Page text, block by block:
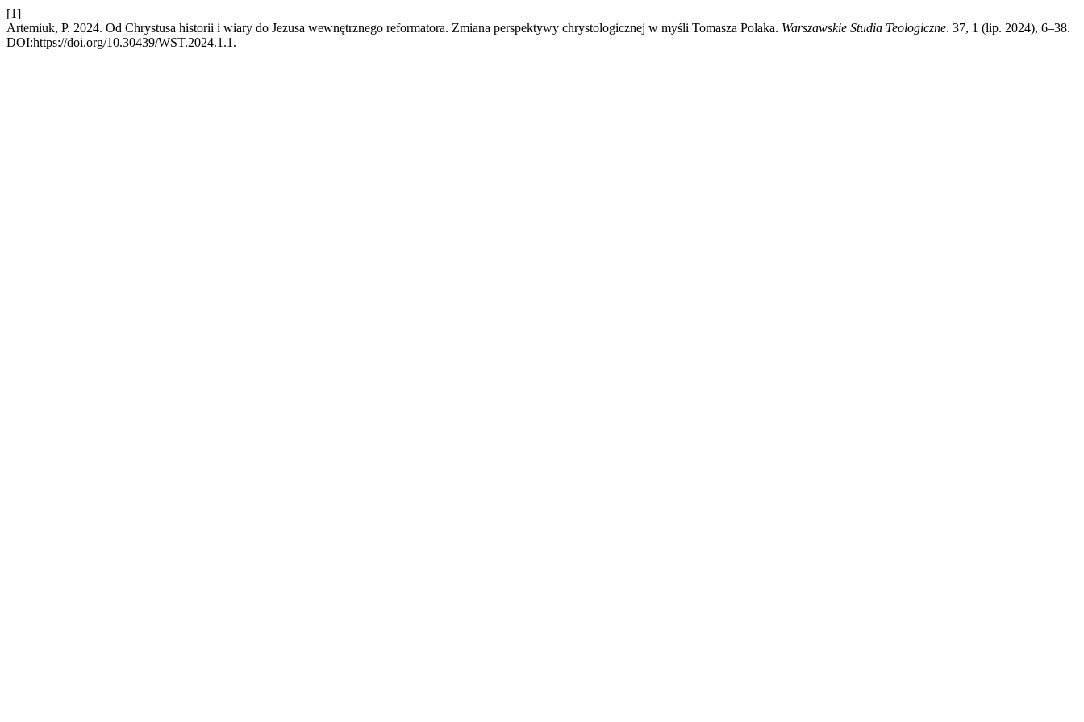
[1]
Artemiuk, P. 2024. Od Chrystusa historii i wiary do Jezusa wewnętrznego reformatora. Zmiana perspektywy chrystologicznej w myśli Tomasza Polaka. Warszawskie Studia Teologiczne. 37, 1 (lip. 2024), 6–38.
DOI:https://doi.org/10.30439/WST.2024.1.1.